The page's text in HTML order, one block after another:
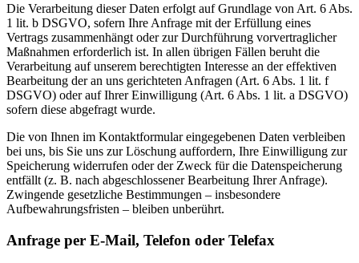
Die Verarbeitung dieser Daten erfolgt auf Grundlage von Art. 6 Abs.
1 lit. b DSGVO, sofern Ihre Anfrage mit der Erfüllung eines
Vertrags zusammenhängt oder zur Durchführung vorvertraglicher
Maßnahmen erforderlich ist. In allen übrigen Fällen beruht die
Verarbeitung auf unserem berechtigten Interesse an der effektiven
Bearbeitung der an uns gerichteten Anfragen (Art. 6 Abs. 1 lit. f
DSGVO) oder auf Ihrer Einwilligung (Art. 6 Abs. 1 lit. a DSGVO)
sofern diese abgefragt wurde.
Die von Ihnen im Kontaktformular eingegebenen Daten verbleiben
bei uns, bis Sie uns zur Löschung auffordern, Ihre Einwilligung zur
Speicherung widerrufen oder der Zweck für die Datenspeicherung
entfällt (z. B. nach abgeschlossener Bearbeitung Ihrer Anfrage).
Zwingende gesetzliche Bestimmungen – insbesondere
Aufbewahrungsfristen – bleiben unberührt.
Anfrage per E-Mail, Telefon oder Telefax